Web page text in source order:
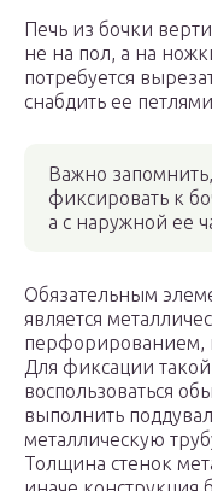
Печь из бочки
не на пол, а на
потребуется
снабдить ее петлями
Важно
фиксировать к
а с наружной ее
Обязательным
является
перфорированием,
Для фиксации
воспользоваться
выполнить
металлическую
Толщина стенок